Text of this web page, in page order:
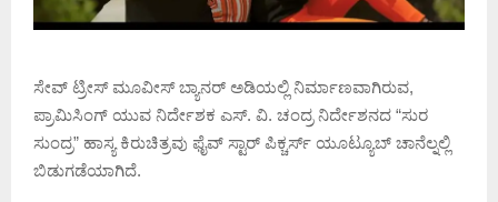
ಸೇವ್ ಟ್ರೀಸ್ ಮೂವೀಸ್ ಬ್ಯಾನರ್ ಅಡಿಯಲ್ಲಿ ನಿರ್ಮಾಣವಾಗಿರುವ,
ಪ್ರಾಮಿಸಿಂಗ್ ಯುವ ನಿರ್ದೇಶಕ ಎಸ್. ವಿ. ಚಂದ್ರ ನಿರ್ದೇಶನದ “ಸುರ
ಸುಂದ್ರ” ಹಾಸ್ಯ ಕಿರುಚಿತ್ರವು ಫೈವ್ ಸ್ಟಾರ್ ಪಿಕ್ಚರ್ಸ್ ಯೂಟ್ಯೂಬ್ ಚಾನೆಲ್ನಲ್ಲಿ
ಬಿಡುಗಡೆಯಾಗಿದೆ.